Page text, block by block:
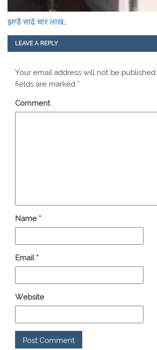
झण्डै साढे चार लाख…
LEAVE A REPLY
Your email address will not be published.
fields are marked *
Comment
Name *
Email *
Website